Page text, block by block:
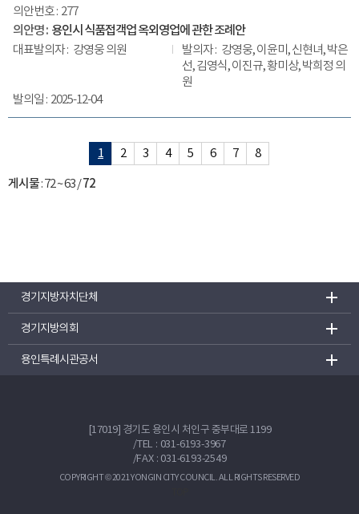
277
용인시 식품접객업 옥외영업에 관한 조례안
강영웅 의원
강영웅, 이윤미, 신현녀, 박은
선, 김영식, 이진규, 황미상, 박희정 의
원
2025-12-04
1 2 3 4 5 6 7 8
게시물:72 ~ 63/72
경기지방자치단체
경기지방의회
용인특례시관공서
[17019] 경기도 용인시 처인구 중부대로 1199
/TEL : 031-6193-3967
/FAX : 031-6193-2549
COPYRIGHT © 2021 YONGIN CITY COUNCIL. ALL RIGHTS RESERVED